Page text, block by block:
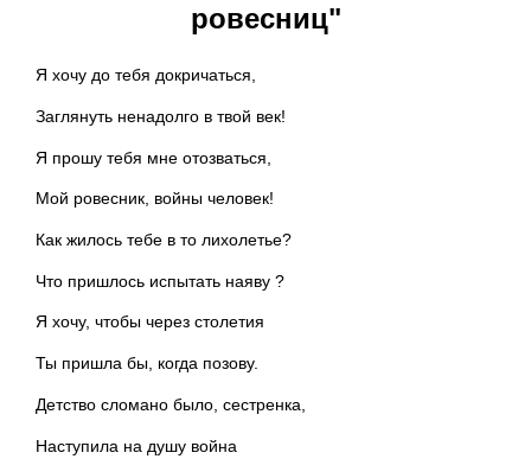
ровесниц"
Я хочу до тебя докричаться,
Заглянуть ненадолго в твой век!
Я прошу тебя мне отозваться,
Мой ровесник, войны человек!
Как жилось тебе в то лихолетье?
Что пришлось испытать наяву ?
Я хочу, чтобы через столетия
Ты пришла бы, когда позову.
Детство сломано было, сестренка,
Наступила на душу война